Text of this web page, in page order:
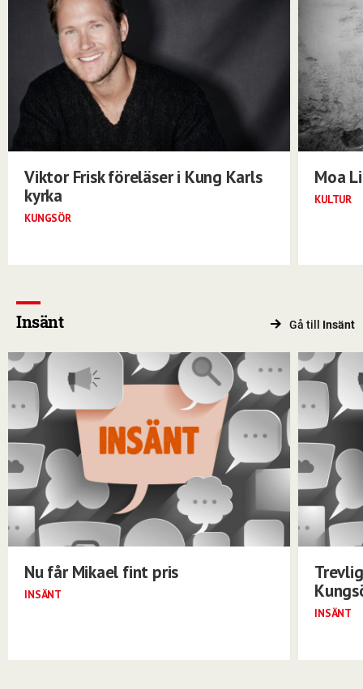
Viktor Frisk föreläser i Kung Karls
kyrka
KUNGSÖR
Moa
KULTUR
Insänt Gå till Insänt
Nu får Mikael fint pris
INSÄNT
INSÄNT